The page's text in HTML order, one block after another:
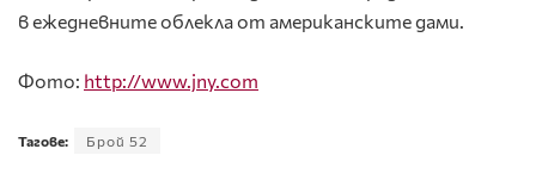
в ежедневните облекла от американските дами.
Фото: http://www.jny.com
Тагове: Брой 52